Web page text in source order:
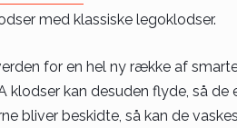
med klassiske legoklodser.
for en hel ny række af
klodser kan desuden flyde, så
bliver beskidte, så kan de